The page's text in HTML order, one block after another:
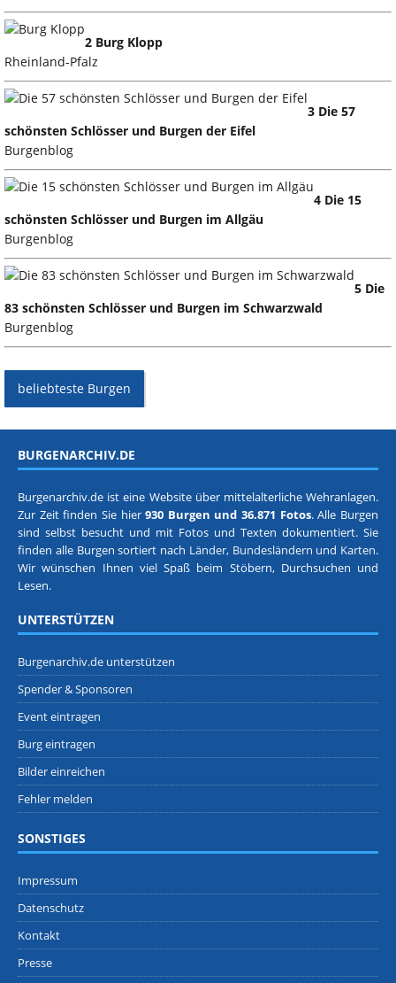
2 Burg Klopp
Rheinland-Pfalz
3 Die 57
schönsten Schlösser und Burgen der Eifel
Burgenblog
4 Die 15
schönsten Schlösser und Burgen im Allgäu
Burgenblog
5 Die
83 schönsten Schlösser und Burgen im Schwarzwald
Burgenblog
beliebteste Burgen
BURGENARCHIV.DE
Burgenarchiv.de ist eine Website über mittelalterliche Wehranlagen.
Zur Zeit finden Sie hier930 Burgen und 36.871 Fotos. Alle Burgen
sind selbst besucht und mit Fotos und Texten dokumentiert. Sie
finden alle Burgen sortiert nach Länder, Bundesländern und Karten.
Wir wünschen Ihnen viel Spaß beim Stöbern, Durchsuchen und
Lesen.
UNTERSTÜTZEN
Burgenarchiv.de unterstützen
Spender & Sponsoren
Event eintragen
Burg eintragen
Bilder einreichen
Fehler melden
SONSTIGES
Impressum
Datenschutz
Kontakt
Presse